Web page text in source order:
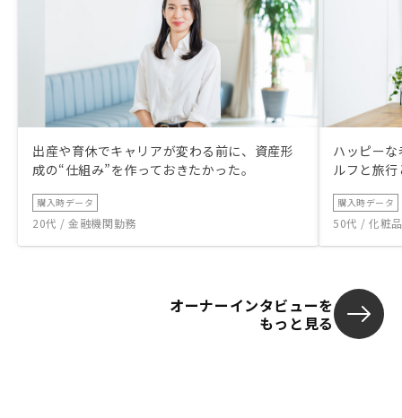
出産や育休でキャリアが変わる前に、資産形
成の“仕組み”を作っておきたかった。
購入時データ
20代 / 金融機関勤務
ハッピー
ルフと旅
購入時データ
50代 / 化粧
オーナーインタビューを
もっと見る